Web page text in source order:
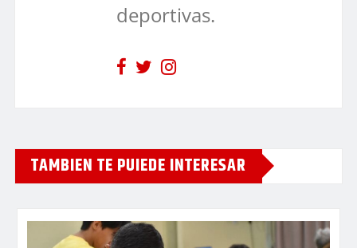
deportivas.
TAMBIEN TE PUIEDE INTERESAR